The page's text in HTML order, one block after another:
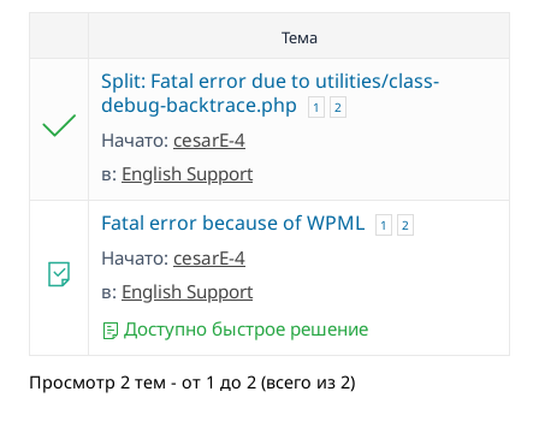
Тема
Split: Fatal error due to utilities/class-
debug-backtrace.php
1 2
Начато: cesarE-4
в: English Support
Fatal error because of WPML 1 2
Начато: cesarE-4
в: English Support
Доступно быстрое решение
Просмотр 2 тем - от 1 до 2 (всего из 2)